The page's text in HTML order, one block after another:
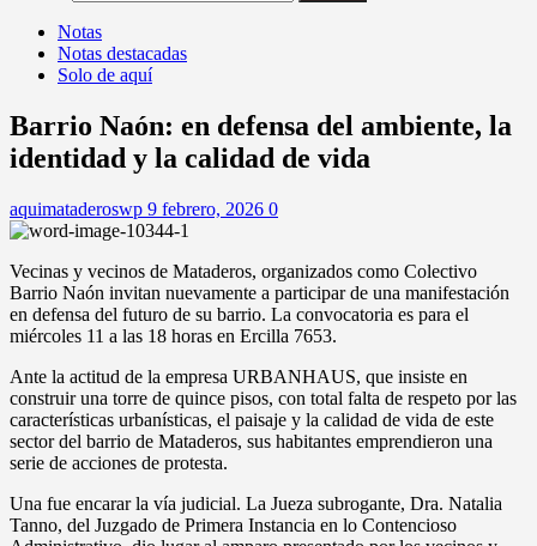
Notas
Notas destacadas
Solo de aquí
Barrio Naón: en defensa del ambiente, la
identidad y la calidad de vida
aquimataderoswp 9 febrero, 2026 0
Vecinas y vecinos de Mataderos, organizados como Colectivo
Barrio Naón invitan nuevamente a participar de una manifestación
en defensa del futuro de su barrio. La convocatoria es para el
miércoles 11 a las 18 horas en Ercilla 7653.
Ante la actitud de la empresa URBANHAUS, que insiste en
construir una torre de quince pisos, con total falta de respeto por las
características urbanísticas, el paisaje y la calidad de vida de este
sector del barrio de Mataderos, sus habitantes emprendieron una
serie de acciones de protesta.
Una fue encarar la vía judicial. La Jueza subrogante, Dra. Natalia
Tanno, del Juzgado de Primera Instancia en lo Contencioso